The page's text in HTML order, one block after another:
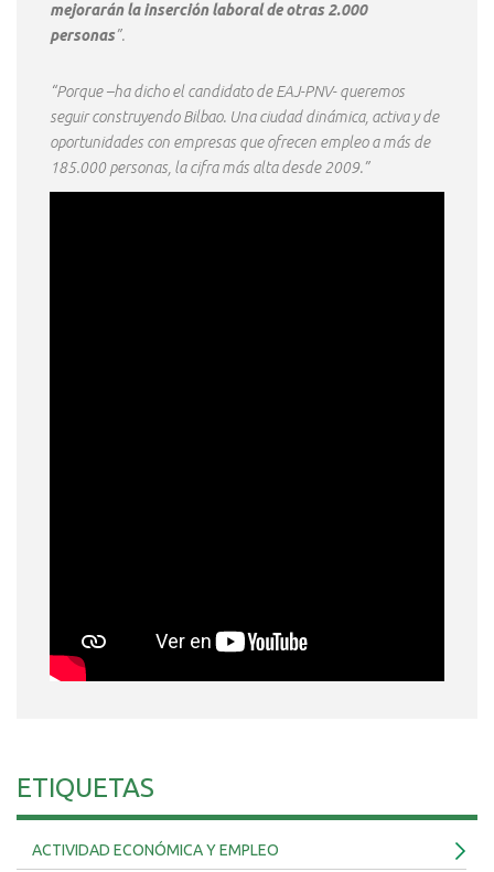
mejorarán la inserción laboral de otras 2.000
personas”.
“Porque –ha dicho el candidato de EAJ-PNV- queremos
seguir construyendo Bilbao. Una ciudad dinámica, activa y de
oportunidades con empresas que ofrecen empleo a más de
185.000 personas, la cifra más alta desde 2009.”
ETIQUETAS
ACTIVIDAD ECONÓMICA Y EMPLEO